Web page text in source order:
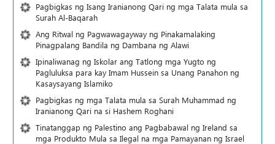
Pagbigkas ng Isang Iranianong Qari ng mga Talata mula sa
Surah Al-Baqarah
Ang Ritwal ng Pagwawagayway ng Pinakamalaking
Pinagpalang Bandila ng Dambana ng Alawi
Ipinaliwanag ng Iskolar ang Tatlong mga Yugto ng
Pagluluksa para kay Imam Hussein sa Unang Panahon ng
Kasaysayang Islamiko
Pagbigkas ng mga Talata mula sa Surah Muhammad ng
Iranianong Qari na si Hashem Roghani
Tinatanggap ng Palestino ang Pagbabawal ng Ireland sa
mga Produkto Mula sa Ilegal na mga Pamayanan ng Israel